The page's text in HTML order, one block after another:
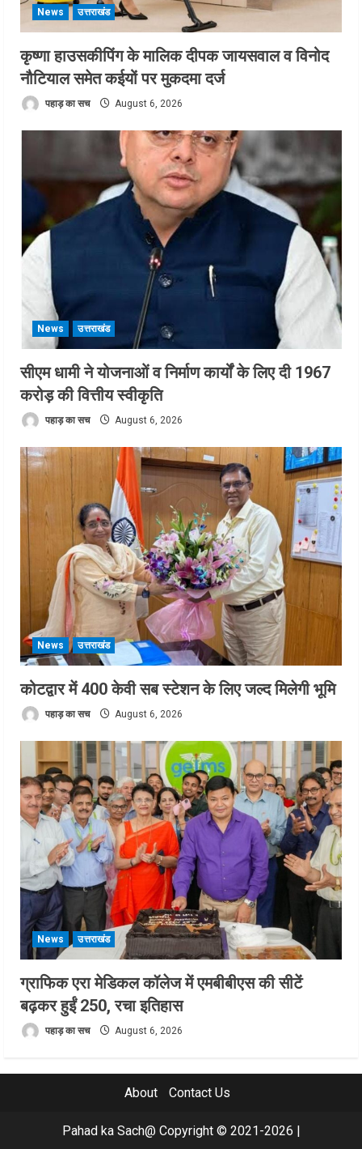
News उत्तराखंड
कृष्णा हाउसकीपिंग के मालिक दीपक जायसवाल व विनोद
नौटियाल समेत कईयों पर मुकदमा दर्ज
पहाड़ का सच August 6, 2026
News उत्तराखंड
सीएम धामी ने योजनाओं व निर्माण कार्यों के लिए दी 1967
करोड़ की वित्तीय स्वीकृति
पहाड़ का सच August 6, 2026
News उत्तराखंड
कोटद्वार में 400 केवी सब स्टेशन के लिए जल्द मिलेगी भूमि
पहाड़ का सच August 6, 2026
News उत्तराखंड
ग्राफिक एरा मेडिकल कॉलेज में एमबीबीएस की सीटें
बढ़कर हुईं 250, रचा इतिहास
पहाड़ का सच August 6, 2026
About Contact Us
Pahad ka Sach@ Copyright © 2021-2026